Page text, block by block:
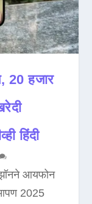
20 हजार
हिंदी
आयफोन
2025